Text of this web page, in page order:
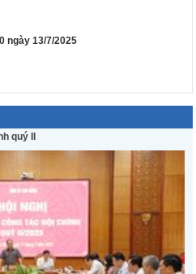
ngày 13/7/2025
quý II